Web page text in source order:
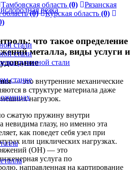
резка
стали
стали
рулонной стали
станке
Тамбовская область (0)
Рязанская
(0) Курская область (0)
что такое определение
металла, виды услуги и
— это внутренние механические
в структуре материала даже
нагрузок.
сжатую пружину внутри
невидима глазу, но именно эта
как поведет себя узел при
или циклических нагрузках.
(ОН) — это
услуга по
направленная на картирование